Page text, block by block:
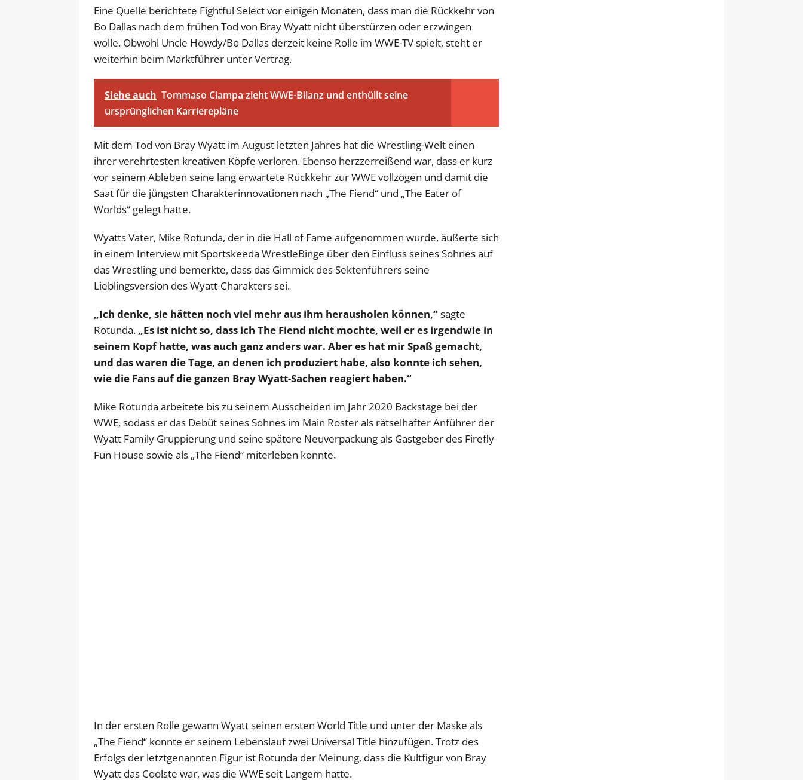
Eine Quelle berichtete Fightful Select vor einigen Monaten, dass man die Rückkehr von
Bo Dallas nach dem frühen Tod von Bray Wyatt nicht überstürzen oder erzwingen
wolle. Obwohl Uncle Howdy/Bo Dallas derzeit keine Rolle im WWE-TV spielt, steht er
weiterhin beim Marktführer unter Vertrag.
Siehe auch Tommaso Ciampa zieht WWE-Bilanz und enthüllt seine
ursprünglichen Karrierepläne
Mit dem Tod von Bray Wyatt im August letzten Jahres hat die Wrestling-Welt einen
ihrer verehrtesten kreativen Köpfe verloren. Ebenso herzzerreißend war, dass er kurz
vor seinem Ableben seine lang erwartete Rückkehr zur WWE vollzogen und damit die
Saat für die jüngsten Charakterinnovationen nach „The Fiend“ und „The Eater of
Worlds“ gelegt hatte.
Wyatts Vater, Mike Rotunda, der in die Hall of Fame aufgenommen wurde, äußerte sich
in einem Interview mit Sportskeeda WrestleBinge über den Einfluss seines Sohnes auf
das Wrestling und bemerkte, dass das Gimmick des Sektenführers seine
Lieblingsversion des Wyatt-Charakters sei.
„Ich denke, sie hätten noch viel mehr aus ihm herausholen können,“sagte
Rotunda. „Es ist nicht so, dass ich The Fiend nicht mochte, weil er es irgendwie in
seinem Kopf hatte, was auch ganz anders war. Aber es hat mir Spaß gemacht,
und das waren die Tage, an denen ich produziert habe, also konnte ich sehen,
wie die Fans auf die ganzen Bray Wyatt-Sachen reagiert haben.“
Mike Rotunda arbeitete bis zu seinem Ausscheiden im Jahr 2020 Backstage bei der
WWE, sodass er das Debüt seines Sohnes im Main Roster als rätselhafter Anführer der
Wyatt Family Gruppierung und seine spätere Neuverpackung als Gastgeber des Firefly
Fun House sowie als „The Fiend“ miterleben konnte.
In der ersten Rolle gewann Wyatt seinen ersten World Title und unter der Maske als
„The Fiend“ konnte er seinem Lebenslauf zwei Universal Title hinzufügen. Trotz des
Erfolgs der letztgenannten Figur ist Rotunda der Meinung, dass die Kultfigur von Bray
Wyatt das Coolste war, was die WWE seit Langem hatte.